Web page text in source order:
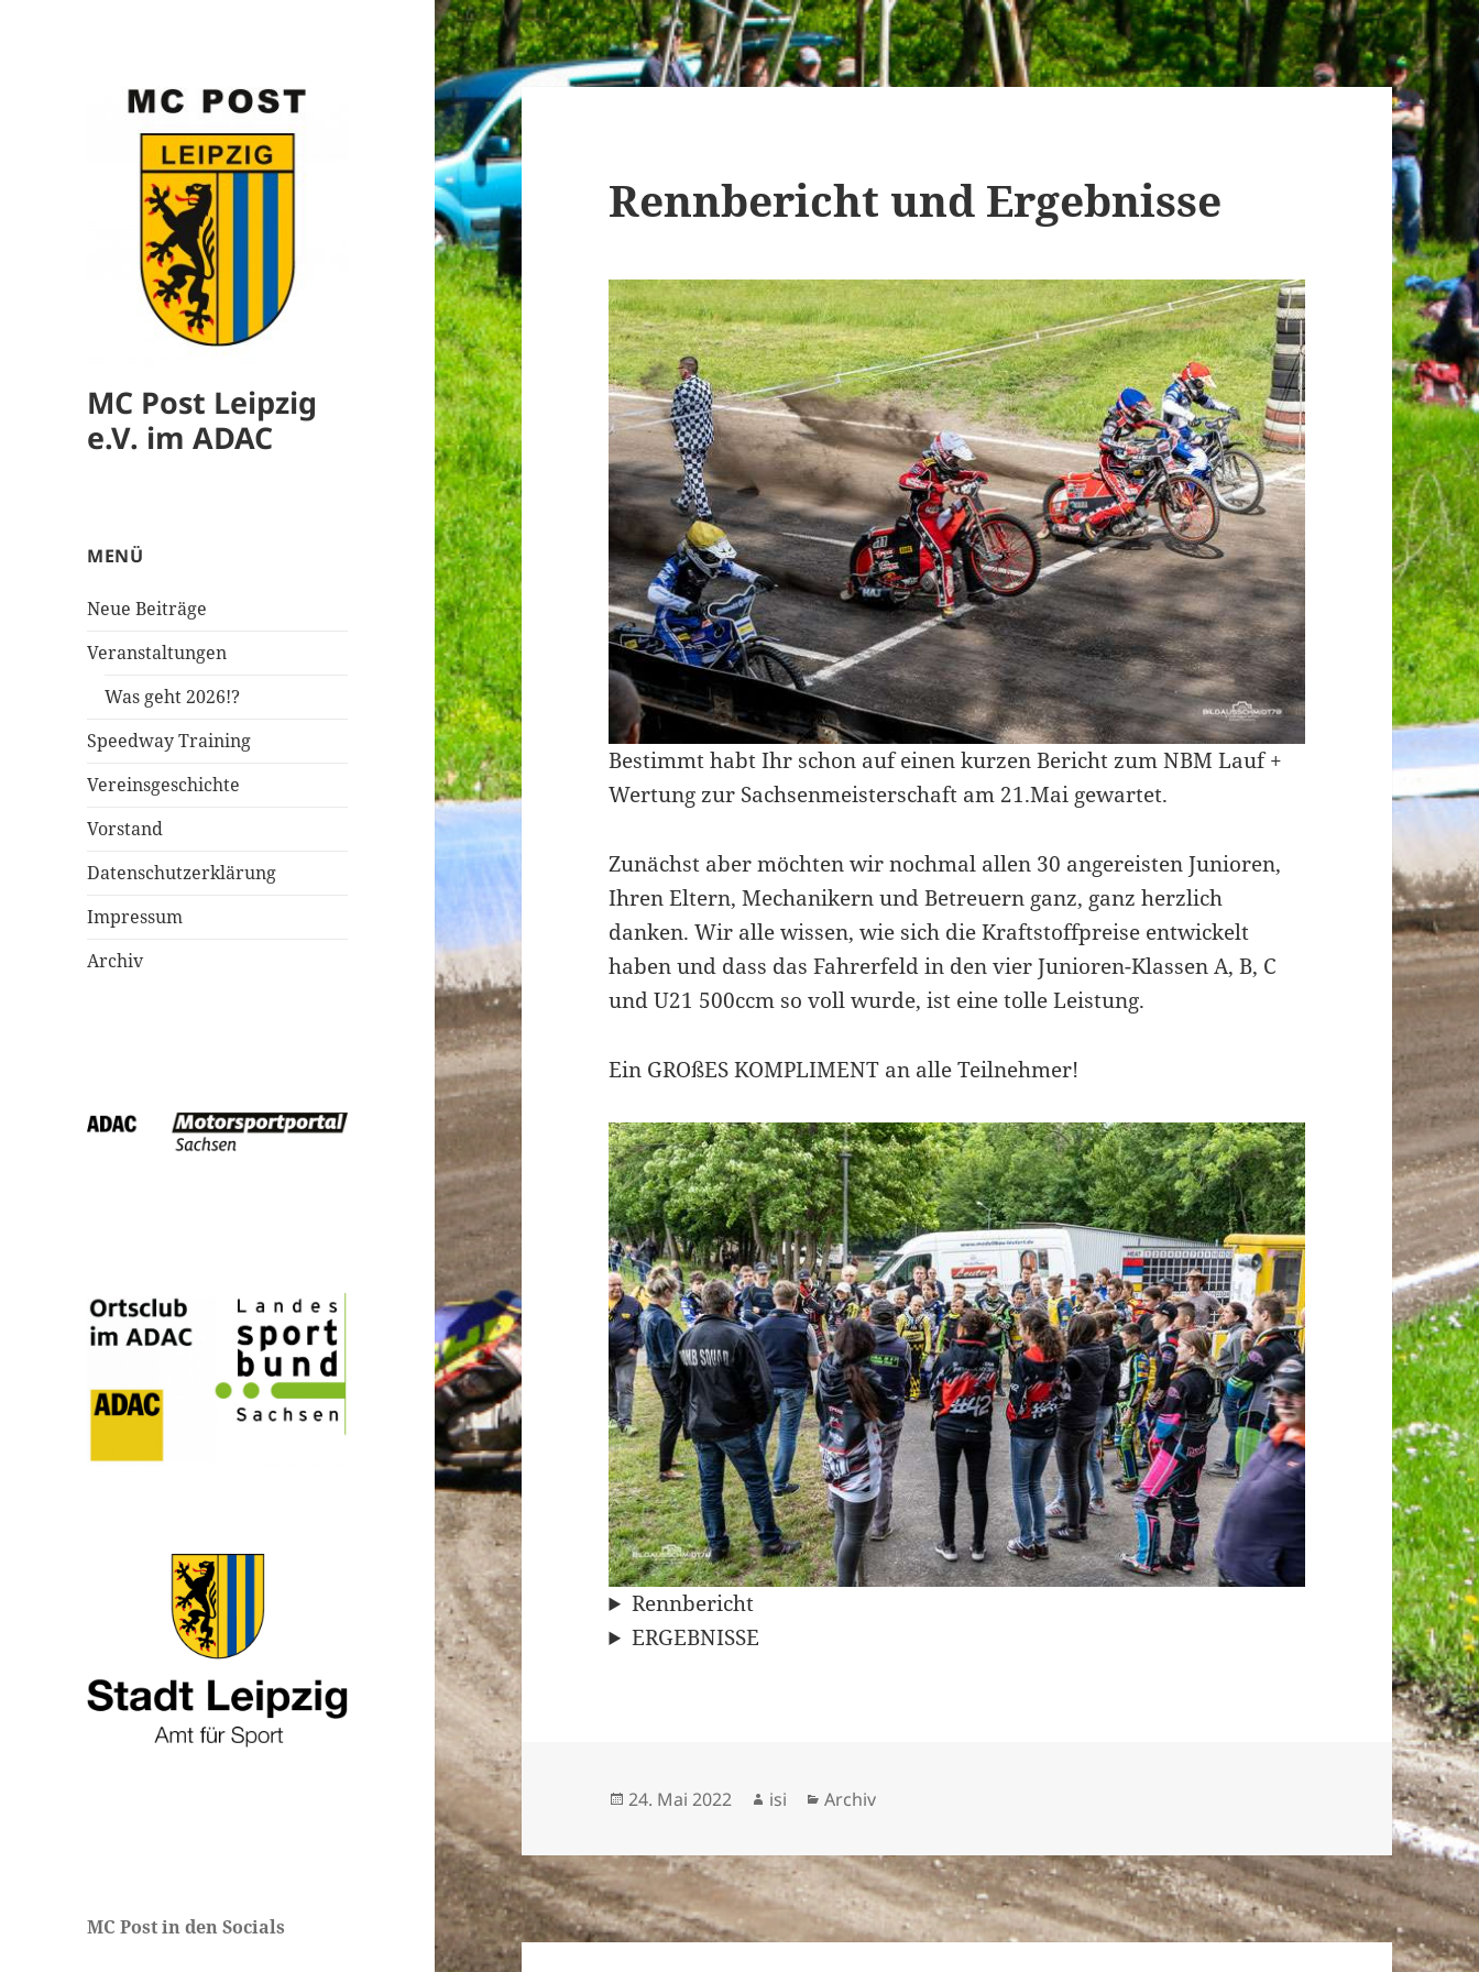
MC Post Leipzig
e.V. im ADAC
MENÜ
Neue Beiträge
Veranstaltungen
Was geht 2026!?
Speedway Training
Vereinsgeschichte
Vorstand
Datenschutzerklärung
Impressum
Archiv
MC Post in den Socials
Rennbericht und Ergebnisse
Bestimmt habt Ihr schon auf einen kurzen Bericht zum NBM Lauf +
Wertung zur Sachsenmeisterschaft am 21.Mai gewartet.
Zunächst aber möchten wir nochmal allen 30 angereisten Junioren,
Ihren Eltern, Mechanikern und Betreuern ganz, ganz herzlich
danken. Wir alle wissen, wie sich die Kraftstoffpreise entwickelt
haben und dass das Fahrerfeld in den vier Junioren-Klassen A, B, C
und U21 500ccm so voll wurde, ist eine tolle Leistung.
Ein GROßES KOMPLIMENT an alle Teilnehmer!
Rennbericht
ERGEBNISSE
Veröffentlicht
24. Mai 2022 Autor
isi Kategorien
Archiv